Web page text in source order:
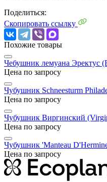
Поделиться:
Скопировать ссылку
Похожие товары
Чебушник лемуана Эректус
Цена по запросу
Чубушник Schneesturm
Цена по запросу
Чубушник Виргинский
Цена по запросу
Чубушник 'Manteau
Цена по запросу